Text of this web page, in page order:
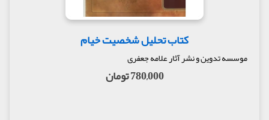
است كه مولوى در مثنوى: «نه ترك شريعت و تسليم به
طامات صوفيه را توصيه مى‌كند و نه گرايش به فقر و
عزلت و رهبانيت را تبليغ مى‌نمايد. مرد كامل را كسى
مى‌داند كه جامع صورت و معنا باشد، بلكه وجود زن و
فرزند را نيز حجاب راه نمى‌شناسد و درست مثل يك
متكلم، اما به كمك قياسات تمثيلى و تشبيهات شاعرانه
در تاييد و اثبات عقايد و مبانى قرآن و اهل شريعت
کتاب تحلیل شخصیت خیام
موسسه تدوین و نشر آثار علامه جعفری
780,000 تومان